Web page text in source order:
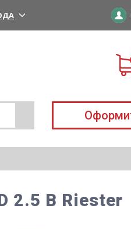
2.5 В Riester